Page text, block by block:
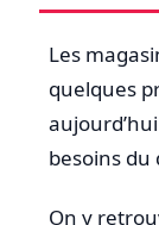
Les
quelques
besoins
On y